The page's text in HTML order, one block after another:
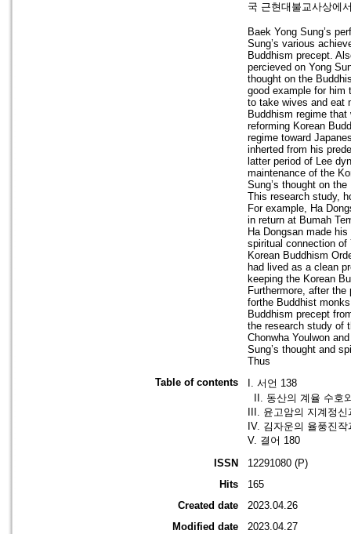
국 근현대불교사상에
Baek Yong Sung’s
Sung’s various
Buddhism precept.
percieved on Yong
thought on the
good example for him
to take wives and eat
Buddhism regime
reforming Korean
regime toward
inherted from his
latter period of Lee
maintenance of the
Sung’s thought on
This research study,
For example, Ha
in return at Bumah
Ha Dongsan made
spiritual connection of
Korean Buddhism
had lived as a clean
keeping the Korean
Furthermore, after
forthe Buddhist
Buddhism precept
the research study of
Chonwha Youlwon
Sung’s thought and
Thus
Table of contents
I. 서언 138
II. 동산의 계율 수호
III. 윤고암의 지계정
IV. 김자운의 율풍진
V. 결어 180
ISSN
12291080 (P)
Hits
165
Created date
2023.04.26
Modified date
2023.04.27